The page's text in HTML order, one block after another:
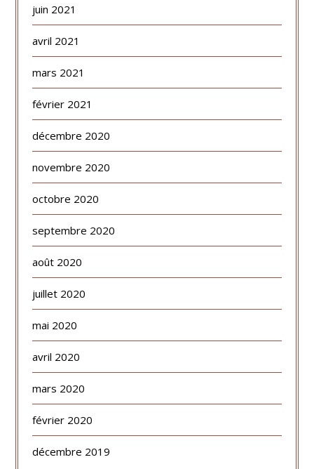
juin 2021
avril 2021
mars 2021
février 2021
décembre 2020
novembre 2020
octobre 2020
septembre 2020
août 2020
juillet 2020
mai 2020
avril 2020
mars 2020
février 2020
décembre 2019